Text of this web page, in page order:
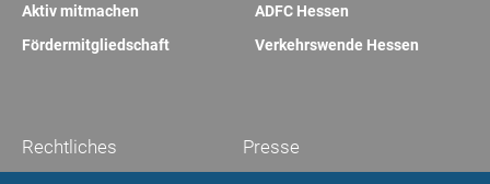
ADFC Hessen
Verkehrswende Hessen
Aktiv mitmachen
Fördermitgliedschaft
Presse
Rechtliches